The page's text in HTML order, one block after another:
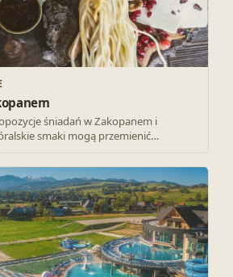
śniadań w Zakopanem i
smaki mogą przemienić…